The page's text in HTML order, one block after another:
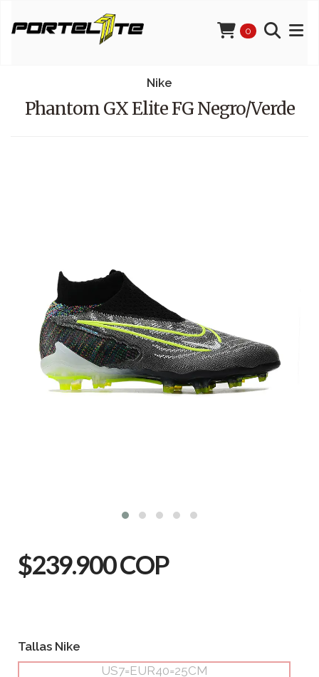
0
Nike
Phantom GX Elite FG Negro/Verde
$239.900 COP
Tallas Nike
US7=EUR40=25CM